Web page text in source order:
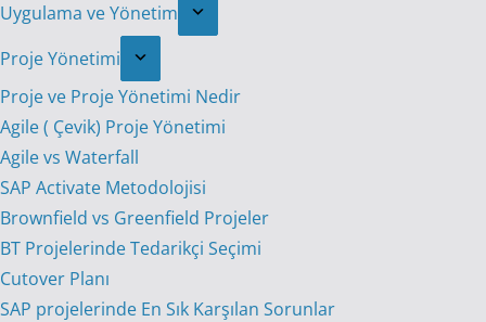
Uygulama ve Yönetim
Proje Yönetimi
Proje ve Proje Yönetimi Nedir
Agile ( Çevik) Proje Yönetimi
Agile vs Waterfall
SAP Activate Metodolojisi
Brownfield vs Greenfield Projeler
BT Projelerinde Tedarikçi Seçimi
Cutover Planı
SAP projelerinde En Sık Karşılan Sorunlar